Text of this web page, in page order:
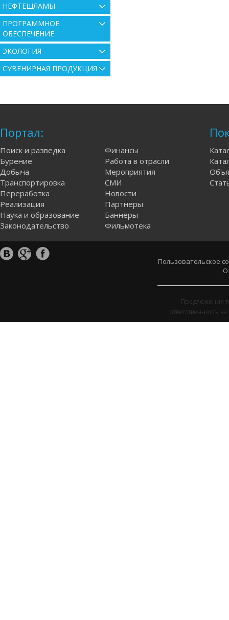
НЕФТЕШЛАМЫ
ПРОГРАММНОЕ
ОБЕСПЕЧЕНИЕ
ЭКОЛОГИЯ
СУВЕНИРНАЯ ПРОДУКЦИЯ
Портал:
Поиск и разведка
Бурение
Добыча
Транспортировка
Переработка
Реализация
Наука и образование
Законодательство
Финансы
Работа в отрасли
Мероприятия
СМИ
Новости
Партнеры
Баннеры
Фильмотека
Пользовательское
О
Предложения
ответственность